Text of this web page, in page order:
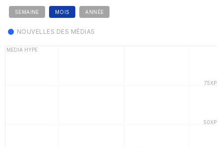
SEMAINE MOIS ANNÉE
NOUVELLES DES MÉDIAS